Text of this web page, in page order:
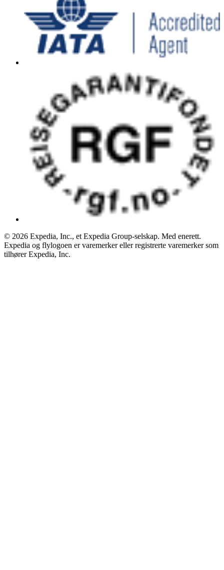
© 2026 Expedia, Inc., et Expedia Group-selskap. Med enerett.
Expedia og flylogoen er varemerker eller registrerte varemerker som
tilhører Expedia, Inc.